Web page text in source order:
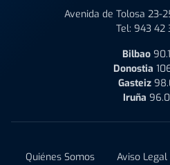
Avenida de Tolosa 23-
Tel: 943 42
Bilbao
Donostia
Gasteiz
Iruña
Quiénes Somos Aviso Legal